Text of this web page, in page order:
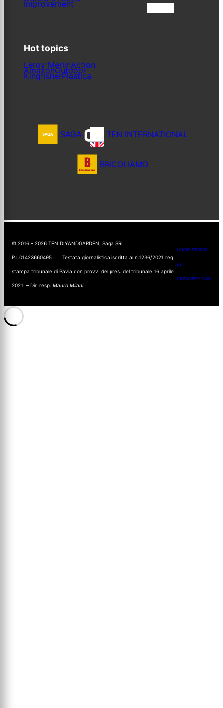
Improvement
Hot topics
Leroy MerlinAction
AmazonOutdoor
KingfisherPlastica
SAGA TEN INTERNATIONAL
BRICOLIAMO
© 2016 – 2026 TEN DIYANDGARDEN, Saga SRL
P.I.01423660495 | Testata giornalistica iscritta al n.1236/2021 reg.
stampa tribunale di Pavia con provv. del pres. del tribunale 16 aprile
2021. – Dir. resp. Mauro Milani
UI AND DESIGN
BY
GIUDANSKY.COM